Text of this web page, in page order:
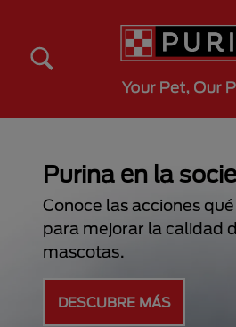
Purina en la
Conoce las acciones
para mejorar la calidad
mascotas.
DESCUBRE MÁS